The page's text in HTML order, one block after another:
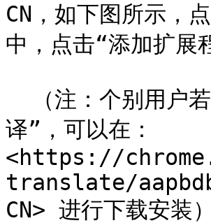
CN，如下图所示，
中，点击“添加扩展
译”，可以在：
<https://
translate/
CN> 进行下载安装）